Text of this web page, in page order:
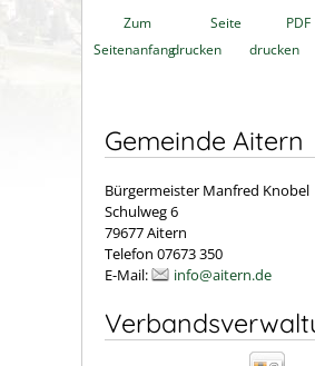
Zum
Seitenanfang
Seite
drucken
PDF
drucken
Gemeinde Aitern
Bürgermeister Manfred Knobel
Schulweg 6
79677 Aitern
Telefon 07673 350
E-Mail:
info@aitern.de